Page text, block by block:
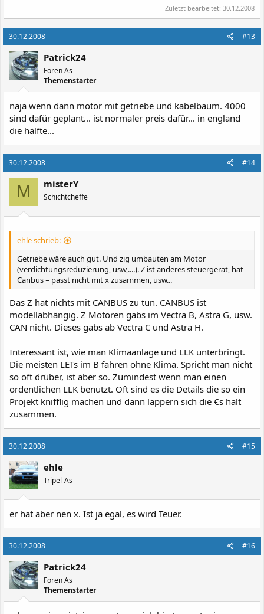
Zuletzt bearbeitet: 30.12.2008
30.12.2008 #13
Patrick24
Foren As
Themenstarter
naja wenn dann motor mit getriebe und kabelbaum. 4000
sind dafür geplant... ist normaler preis dafür... in england
die hälfte...
30.12.2008 #14
M misterY
Schichtcheffe
ehle schrieb:
Getriebe wäre auch gut. Und zig umbauten am Motor
(verdichtungsreduzierung, usw,....). Z ist anderes steuergerät, hat
Canbus = passt nicht mit x zusammen, usw...
Das Z hat nichts mit CANBUS zu tun. CANBUS ist
modellabhängig. Z Motoren gabs im Vectra B, Astra G, usw.
CAN nicht. Dieses gabs ab Vectra C und Astra H.
Interessant ist, wie man Klimaanlage und LLK unterbringt.
Die meisten LETs im B fahren ohne Klima. Spricht man nicht
so oft drüber, ist aber so. Zumindest wenn man einen
ordentlichen LLK benutzt. Oft sind es die Details die so ein
Projekt knifflig machen und dann läppern sich die €s halt
zusammen.
30.12.2008 #15
ehle
Tripel-As
er hat aber nen x. Ist ja egal, es wird Teuer.
30.12.2008 #16
Patrick24
Foren As
Themenstarter